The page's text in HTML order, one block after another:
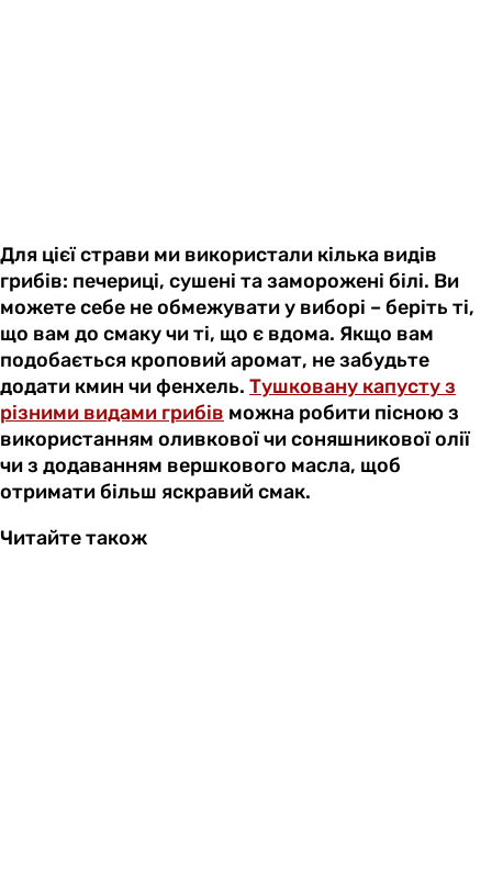
Для цієї страви ми використали кілька видів
грибів: печериці, сушені та заморожені білі. Ви
можете себе не обмежувати у виборі – беріть ті,
що вам до смаку чи ті, що є вдома. Якщо вам
подобається кроповий аромат, не забудьте
додати кмин чи фенхель. Тушковану капусту з
різними видами грибів можна робити пісною з
використанням оливкової чи соняшникової олії
чи з додаванням вершкового масла, щоб
отримати більш яскравий смак.
Читайте також